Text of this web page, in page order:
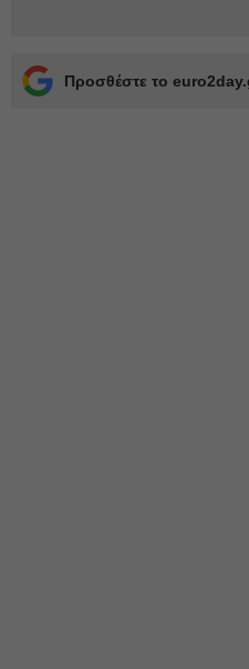
Προσθέστε το